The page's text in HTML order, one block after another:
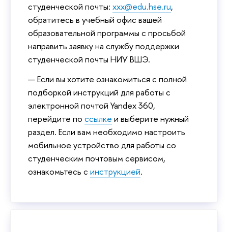
студенческой почты: xxx@edu.hse.ru,
обратитесь в учебный офис вашей
образовательной программы с просьбой
направить заявку на службу поддержки
студенческой почты НИУ ВШЭ.
Если вы хотите ознакомиться с полной
подборкой инструкций для работы с
электронной почтой Yandex 360,
перейдите по ссылке и выберите нужный
раздел. Если вам необходимо настроить
мобильное устройство для работы со
студенческим почтовым сервисом,
ознакомьтесь с инструкцией.